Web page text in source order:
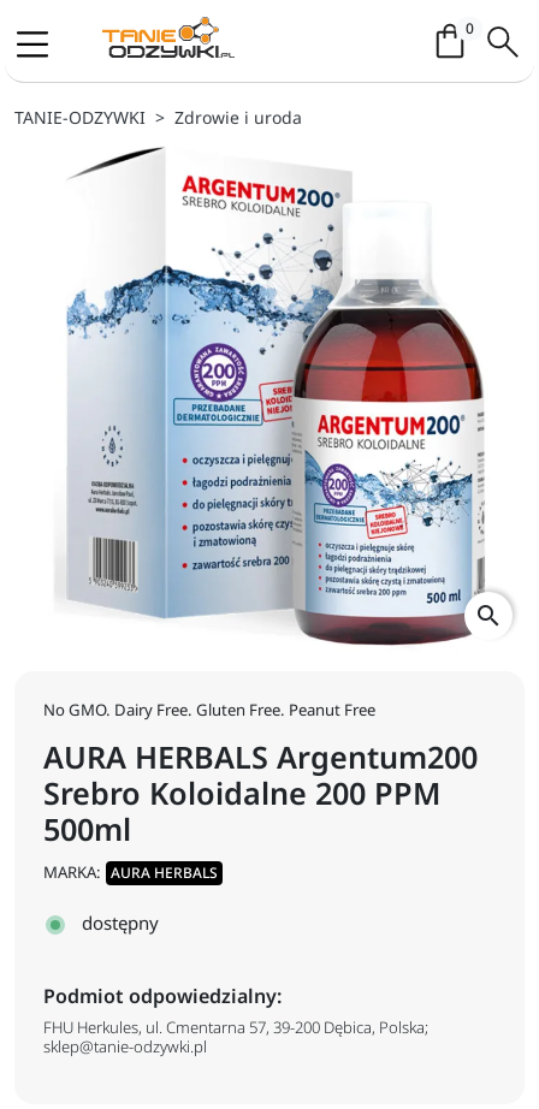
0Koszyk /
TANIE-ODZYWKI Zdrowie i uroda
search
No GMO. Dairy Free. Gluten Free. Peanut Free
AURA HERBALS Argentum200
Srebro Koloidalne 200 PPM
500ml
MARKA: AURA HERBALS
dostępny
Podmiot odpowiedzialny:
FHU Herkules, ul. Cmentarna 57, 39-200 Dębica, Polska;
sklep@tanie-odzywki.pl